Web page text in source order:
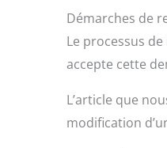
Démarches de
Le processus
accepte cette
L’article que
modification